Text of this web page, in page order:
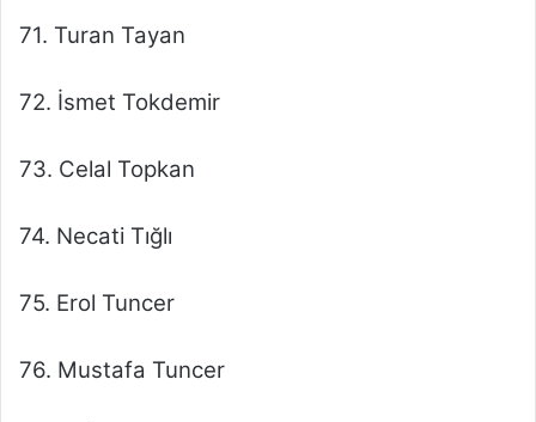
71. Turan Tayan
72. İsmet Tokdemir
73. Celal Topkan
74. Necati Tığlı
75. Erol Tuncer
76. Mustafa Tuncer